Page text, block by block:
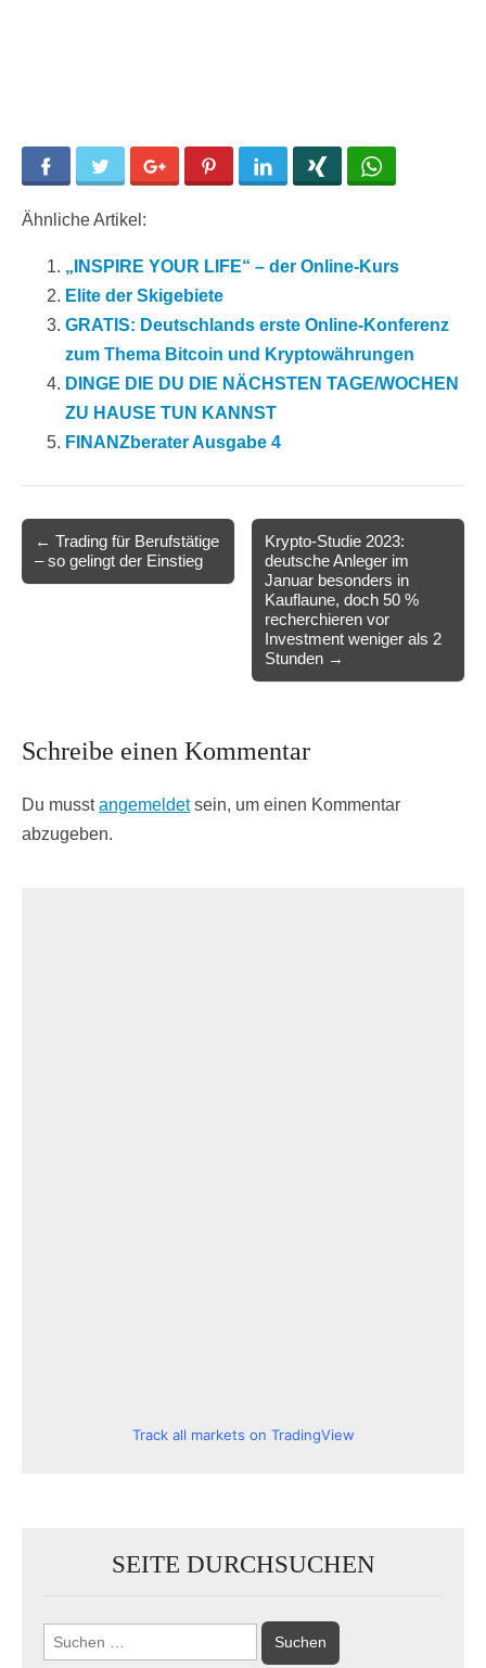
Facebook Twitter Google+ Pinterest LinkedIn
Ähnliche Artikel:
„INSPIRE YOUR LIFE“ – der Online-Kurs
Elite der Skigebiete
GRATIS: Deutschlands erste Online-Konferenz
zum Thema Bitcoin und Kryptowährungen
DINGE DIE DU DIE NÄCHSTEN TAGE/WOCHEN
ZU HAUSE TUN KANNST
FINANZberater Ausgabe 4
Post
navigation
← Trading für Berufstätige
– so gelingt der Einstieg
Krypto-Studie 2023:
deutsche Anleger im
Januar besonders in
Kauflaune, doch 50 %
recherchieren vor
Investment weniger als 2
Stunden →
Schreibe einen Kommentar
Du musstangemeldetsein, um einen Kommentar
abzugeben.
Track all markets on TradingView
SEITE DURCHSUCHEN
Suchen
nach: